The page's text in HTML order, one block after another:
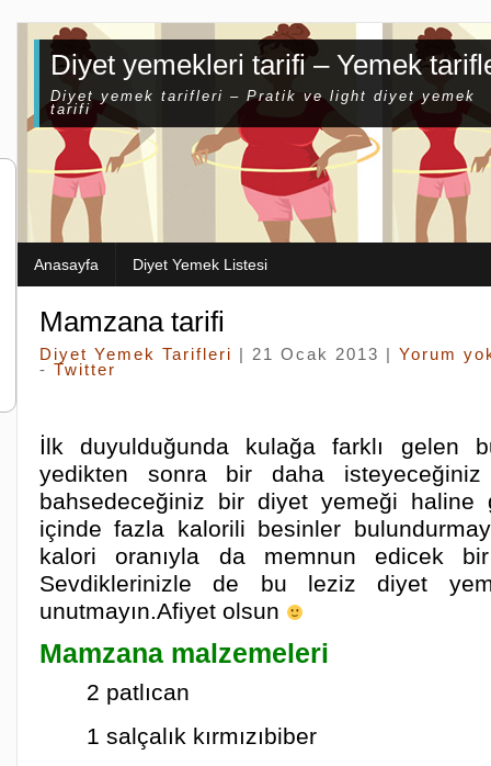
Diyet yemekleri tarifi – Yemek
Diyet yemek tarifleri – Pratik ve light diyet yemek
tarifi
Anasayfa Diyet Yemek Listesi
Mamzana tarifi
Diyet Yemek Tarifleri | 21 Ocak 2013 | Yorum
- Twitter
İlk duyulduğunda kulağa farklı gelen
yedikten sonra bir daha isteyeceğiniz
bahsedeceğiniz bir diyet yemeği haline
içinde fazla kalorili besinler
kalori oranıyla da memnun edicek
Sevdiklerinizle de bu leziz diyet
unutmayın.Afiyet olsun
Mamzana malzemeleri
2 patlıcan
1 salçalık kırmızıbiber